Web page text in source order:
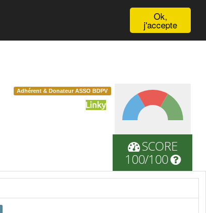
Ok,
j'accepte
Adhérent & Donateur ASSO BDPV
SCORE
100/100